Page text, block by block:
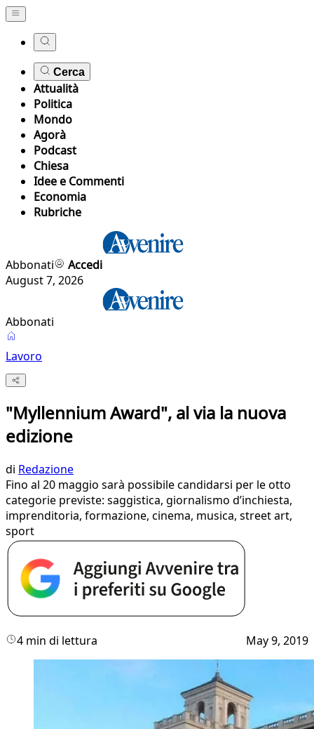
Cerca
Attualità
Politica
Mondo
Agorà
Podcast
Chiesa
Idee e Commenti
Economia
Rubriche
Abbonati
Accedi
August 7, 2026
Abbonati
Lavoro
"Myllennium Award", al via la nuova
edizione
di Redazione
Fino al 20 maggio sarà possibile candidarsi per le otto
categorie previste: saggistica, giornalismo d’inchiesta,
imprenditoria, formazione, cinema, musica, street art,
sport
4 min di lettura May 9, 2019